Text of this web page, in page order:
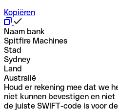
Kopiëren
Naam bank
Spitfire Machines
Stad
Sydney
Land
Australië
Houd er rekening mee dat we
niet kunnen bevestigen en
de juiste SWIFT-code is voor